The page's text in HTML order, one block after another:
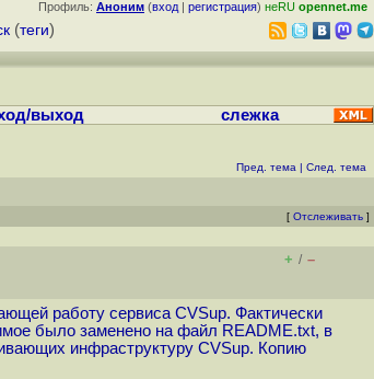
Профиль: Аноним (вход | регистрация) неRU opennet.me
(теги)
выход слежка
Пред. тема | След. тема
[ Отслеживать ]
+ / –
работу сервиса CVSup. Фактически
было заменено на файл README.txt, в
инфраструктуру CVSup. Копию